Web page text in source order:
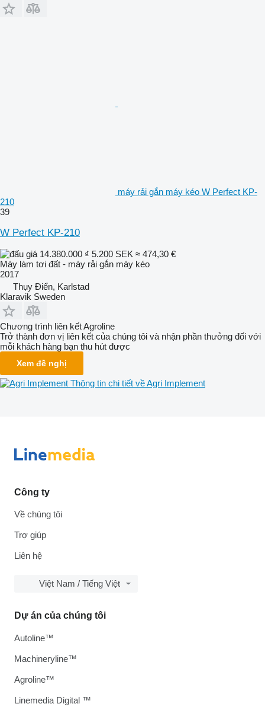
máy rải gắn máy kéo W Perfect KP-
210
39
W Perfect KP-210
14.380.000 ₫ 5.200 SEK ≈ 474,30 €
Máy làm tơi đất - máy rải gắn máy kéo
2017
Thụy Điển, Karlstad
Klaravik Sweden
Chương trình liên kết Agroline
Trở thành đơn vị liên kết của chúng tôi và nhận phần thưởng đối với
mỗi khách hàng bạn thu hút được
Xem đề nghị
Thông tin chi tiết về Agri Implement
Công ty
Về chúng tôi
Trợ giúp
Liên hệ
Việt Nam / Tiếng Việt
Dự án của chúng tôi
Autoline™
Machineryline™
Agroline™
Linemedia Digital ™